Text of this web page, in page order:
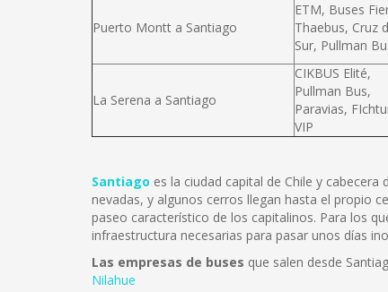
Puerto Montt a Santiago
ETM, Buses
Thaebus, Cruz
Sur, Pullman
La Serena a Santiago
CIKBUS Elité,
Pullman Bus,
Paravias,
VIP
Santiago es la ciudad capital de Chile y
nevadas, y algunos cerros llegan hasta el propio
paseo característico de los capitalinos. Para los
infraestructura necesarias para pasar unos días
Las empresas de buses que salen desde
Nilahue